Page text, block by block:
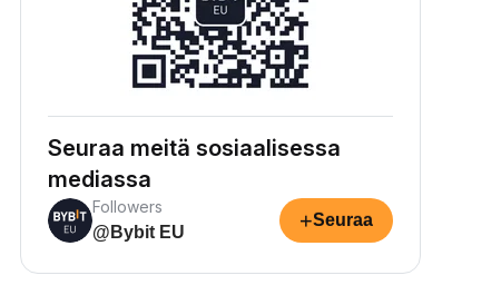
Seuraa meitä sosiaalisessa
mediassa
Followers
@Bybit EU
+Seuraa